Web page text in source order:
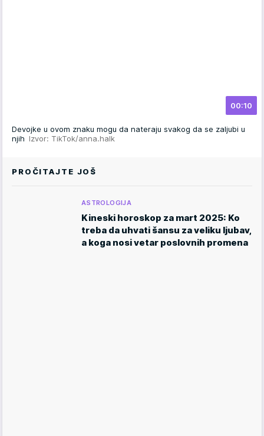
00:10
Devojke u ovom znaku mogu da nateraju svakog da se zaljubi u
njih Izvor: TikTok/anna.halk
PROČITAJTE JOŠ
ASTROLOGIJA
Kineski horoskop za mart 2025: Ko
treba da uhvati šansu za veliku ljubav,
a koga nosi vetar poslovnih promena